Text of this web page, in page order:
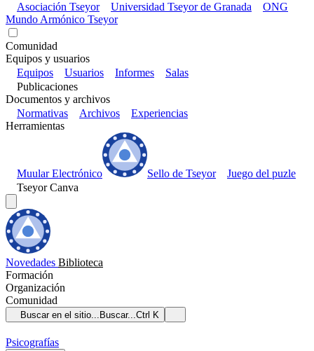
Asociación Tseyor
Universidad Tseyor de Granada
ONG
Mundo Armónico Tseyor
Comunidad
Equipos y usuarios
Equipos
Usuarios Informes
Salas
Publicaciones
Documentos y archivos
Normativas
Archivos
Experiencias
Herramientas
Muular Electrónico Sello de Tseyor
Juego del puzle
Tseyor Canva
Novedades Biblioteca
Formación
Organización
Comunidad
Buscar en el sitio... Buscar...Ctrl K
Psicografías